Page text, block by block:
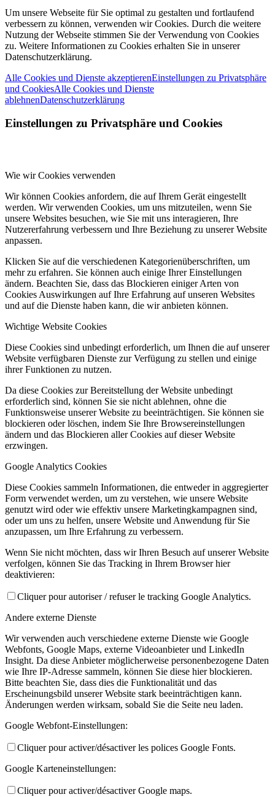
Um unsere Webseite für Sie optimal zu gestalten und fortlaufend
verbessern zu können, verwenden wir Cookies. Durch die weitere
Nutzung der Webseite stimmen Sie der Verwendung von Cookies
zu. Weitere Informationen zu Cookies erhalten Sie in unserer
Datenschutzerklärung.
Alle Cookies und Dienste akzeptierenEinstellungen zu Privatsphäre
und CookiesAlle Cookies und Dienste
ablehnenDatenschutzerklärung
Einstellungen zu Privatsphäre und Cookies
Wie wir Cookies verwenden
Wir können Cookies anfordern, die auf Ihrem Gerät eingestellt
werden. Wir verwenden Cookies, um uns mitzuteilen, wenn Sie
unsere Websites besuchen, wie Sie mit uns interagieren, Ihre
Nutzererfahrung verbessern und Ihre Beziehung zu unserer Website
anpassen.
Klicken Sie auf die verschiedenen Kategorienüberschriften, um
mehr zu erfahren. Sie können auch einige Ihrer Einstellungen
ändern. Beachten Sie, dass das Blockieren einiger Arten von
Cookies Auswirkungen auf Ihre Erfahrung auf unseren Websites
und auf die Dienste haben kann, die wir anbieten können.
Wichtige Website Cookies
Diese Cookies sind unbedingt erforderlich, um Ihnen die auf unserer
Website verfügbaren Dienste zur Verfügung zu stellen und einige
ihrer Funktionen zu nutzen.
Da diese Cookies zur Bereitstellung der Website unbedingt
erforderlich sind, können Sie sie nicht ablehnen, ohne die
Funktionsweise unserer Website zu beeinträchtigen. Sie können sie
blockieren oder löschen, indem Sie Ihre Browsereinstellungen
ändern und das Blockieren aller Cookies auf dieser Website
erzwingen.
Google Analytics Cookies
Diese Cookies sammeln Informationen, die entweder in aggregierter
Form verwendet werden, um zu verstehen, wie unsere Website
genutzt wird oder wie effektiv unsere Marketingkampagnen sind,
oder um uns zu helfen, unsere Website und Anwendung für Sie
anzupassen, um Ihre Erfahrung zu verbessern.
Wenn Sie nicht möchten, dass wir Ihren Besuch auf unserer Website
verfolgen, können Sie das Tracking in Ihrem Browser hier
deaktivieren:
Cliquer pour autoriser / refuser le tracking Google Analytics.
Andere externe Dienste
Wir verwenden auch verschiedene externe Dienste wie Google
Webfonts, Google Maps, externe Videoanbieter und LinkedIn
Insight. Da diese Anbieter möglicherweise personenbezogene Daten
wie Ihre IP-Adresse sammeln, können Sie diese hier blockieren.
Bitte beachten Sie, dass dies die Funktionalität und das
Erscheinungsbild unserer Website stark beeinträchtigen kann.
Änderungen werden wirksam, sobald Sie die Seite neu laden.
Google Webfont-Einstellungen:
Cliquer pour activer/désactiver les polices Google Fonts.
Google Karteneinstellungen:
Cliquer pour activer/désactiver Google maps.